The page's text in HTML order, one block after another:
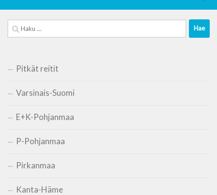
Haku:
Pitkät reitit
Varsinais-Suomi
E+K-Pohjanmaa
P-Pohjanmaa
Pirkanmaa
Kanta-Häme